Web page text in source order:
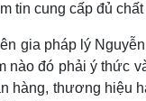
tin cung cấp đủ
gia pháp lý
nào đó phải ý thức
hàng, thương hiệu